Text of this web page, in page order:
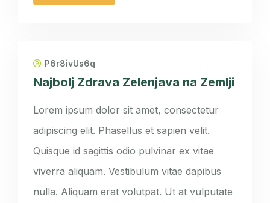
P6r8ivUs6q
Najbolj Zdrava Zelenjava na Zemlji
Lorem ipsum dolor sit amet, consectetur
adipiscing elit. Phasellus et sapien velit.
Quisque id sagittis odio pulvinar ex vitae
viverra aliquam. Vestibulum vitae dapibus
nulla. Aliquam erat volutpat. Ut at vulputate